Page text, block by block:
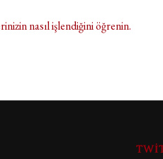
nasıl işlendiğini öğrenin.